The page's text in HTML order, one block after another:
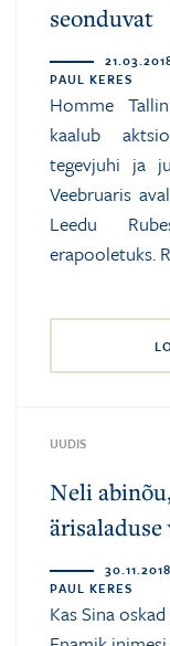
seonduvat
PAUL KERES
Homme
kaalub
tegevjuhi ja
Veebruaris
Leedu
erapooletuks.
UUDIS
Neli
ärisaladuse
30.11.2018
PAUL KERES
Kas Sina